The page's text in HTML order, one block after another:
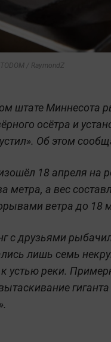
/ RaymondZ
штате Миннесота
осётра и
Об этом
18 апреля на
метра, а вес
ветра до 18
с друзьями
лишь семь
устью реки.